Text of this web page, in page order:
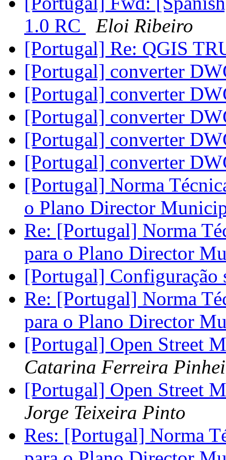
1.0 RC
Eloi Ribeiro
[Portugal] Re: QGIS
[Portugal] converter
[Portugal] converter
[Portugal] converter
[Portugal] converter
[Portugal] converter
[Portugal] Norma
o Plano Director
Re: [Portugal] Norma
para o Plano Director
[Portugal] Configuração
Re: [Portugal] Norma
para o Plano Director
[Portugal] Open Street
Catarina Ferreira
[Portugal] Open Street
Jorge Teixeira Pinto
Res: [Portugal] Norma